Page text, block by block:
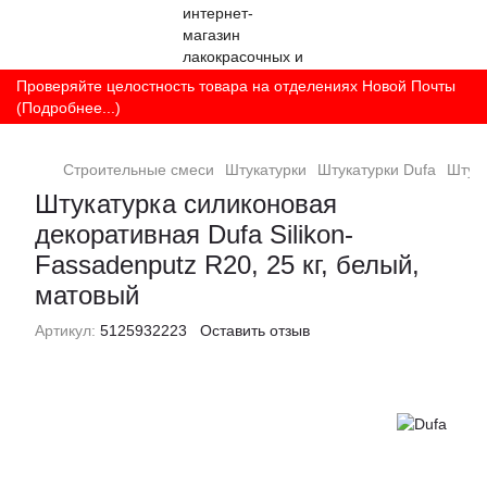
Проверяйте целостность товара на отделениях Новой Почты
(Подробнее...)
Строительные смеси Штукатурки Штукатурки Dufa
Штукатурка силиконовая
декоративная Dufa Silikon-
Fassadenputz R20, 25 кг, белый,
матовый
Артикул: 5125932223 Оставить отзыв